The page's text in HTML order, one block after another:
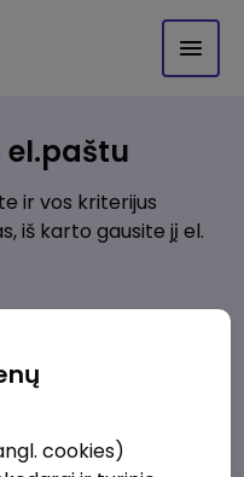
el.paštu
ir vos kriterijus
iš karto gausite jį el.
jus domina?
cookies)